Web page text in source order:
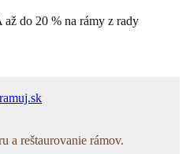
do 20 % na rámy z rady
a reštaurovanie rámov.